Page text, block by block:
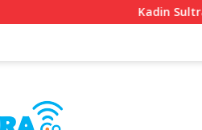
Kadin Sultra